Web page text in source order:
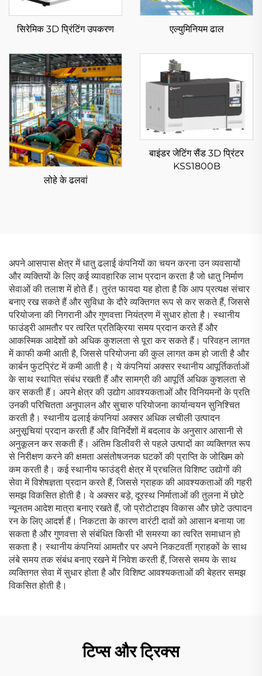
सिरेमिक 3D प्रिंटिंग उपकरण एल्युमिनियम ढाल
लोहे के ढलवां
बाइंडर जेटिंग सैंड 3D प्रिंटर
KSS1800B
अपने आसपास क्षेत्र में धातु ढलाई कंपनियों का चयन करना उन व्यवसायों
और व्यक्तियों के लिए कई व्यावहारिक लाभ प्रदान करता है जो धातु निर्माण
सेवाओं की तलाश में होते हैं। तुरंत फायदा यह होता है कि आप प्रत्यक्ष संचार
बनाए रख सकते हैं और सुविधा के दौरे व्यक्तिगत रूप से कर सकते हैं, जिससे
परियोजना की निगरानी और गुणवत्ता नियंत्रण में सुधार होता है। स्थानीय
फाउंड्री आमतौर पर त्वरित प्रतिक्रिया समय प्रदान करते हैं और
आकस्मिक आदेशों को अधिक कुशलता से पूरा कर सकते हैं। परिवहन लागत
में काफी कमी आती है, जिससे परियोजना की कुल लागत कम हो जाती है और
कार्बन फुटप्रिंट में कमी आती है। ये कंपनियां अक्सर स्थानीय आपूर्तिकर्ताओं
के साथ स्थापित संबंध रखती हैं और सामग्री की आपूर्ति अधिक कुशलता से
कर सकती हैं। अपने क्षेत्र की उद्योग आवश्यकताओं और विनियमनों के प्रति
उनकी परिचितता अनुपालन और सुचारु परियोजना कार्यान्वयन सुनिश्चित
करती है। स्थानीय ढलाई कंपनियां अक्सर अधिक लचीली उत्पादन
अनुसूचियां प्रदान करती हैं और विनिर्देशों में बदलाव के अनुसार आसानी से
अनुकूलन कर सकती हैं। अंतिम डिलीवरी से पहले उत्पादों का व्यक्तिगत रूप
से निरीक्षण करने की क्षमता असंतोषजनक घटकों की प्राप्ति के जोखिम को
कम करती है। कई स्थानीय फाउंड्री क्षेत्र में प्रचलित विशिष्ट उद्योगों की
सेवा में विशेषज्ञता प्रदान करते हैं, जिससे ग्राहक की आवश्यकताओं की गहरी
समझ विकसित होती है। वे अक्सर बड़े, दूरस्थ निर्माताओं की तुलना में छोटे
न्यूनतम आदेश मात्रा बनाए रखते हैं, जो प्रोटोटाइप विकास और छोटे उत्पादन
रन के लिए आदर्श हैं। निकटता के कारण वारंटी दावों को आसान बनाया जा
सकता है और गुणवत्ता से संबंधित किसी भी समस्या का त्वरित समाधान हो
सकता है। स्थानीय कंपनियां आमतौर पर अपने निकटवर्ती ग्राहकों के साथ
लंबे समय तक संबंध बनाए रखने में निवेश करती हैं, जिससे समय के साथ
व्यक्तिगत सेवा में सुधार होता है और विशिष्ट आवश्यकताओं की बेहतर समझ
विकसित होती है।
टिप्स और ट्रिक्स